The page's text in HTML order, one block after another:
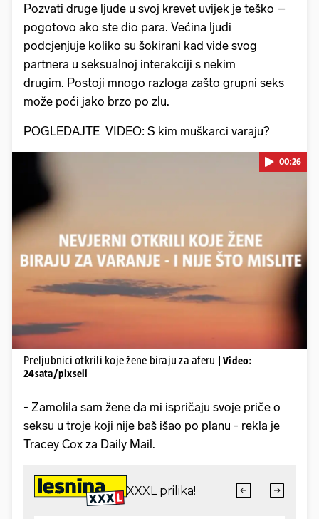
Pozvati druge ljude u svoj krevet uvijek je teško –
pogotovo ako ste dio para. Većina ljudi
podcjenjuje koliko su šokirani kad vide svog
partnera u seksualnoj interakciji s nekim
drugim. Postoji mnogo razloga zašto grupni seks
može poći jako brzo po zlu.
POGLEDAJTE VIDEO: S kim muškarci varaju?
Pokretanje videa...
00:26
Preljubnici otkrili koje žene biraju za aferu
| Video:
24sata/pixsell
- Zamolila sam žene da mi ispričaju svoje priče o
seksu u troje koji nije baš išao po planu - rekla je
Tracey Cox za Daily Mail.